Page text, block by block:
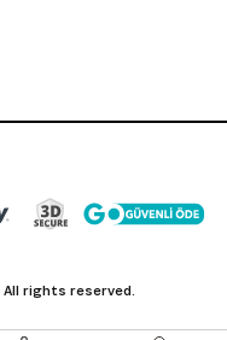
All rights reserved.